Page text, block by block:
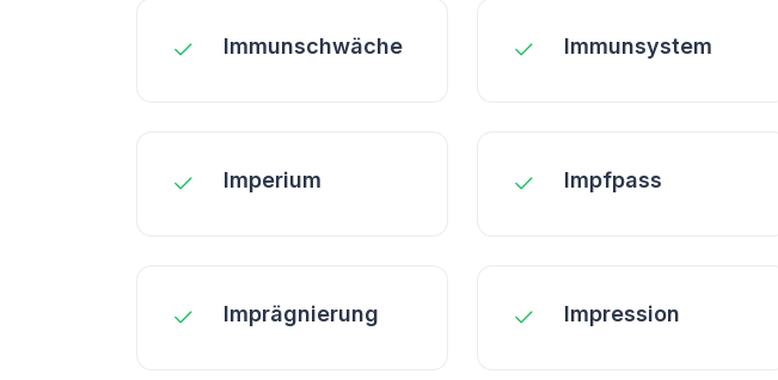
Immunschwäche Immunsystem
Imperium Impfpass
Imprägnierung Impression